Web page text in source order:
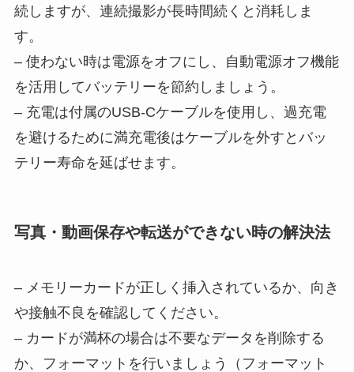
続しますが、連続撮影が長時間続くと消耗しま
す。
– 使わない時は電源をオフにし、自動電源オフ機能
を活用してバッテリーを節約しましょう。
– 充電は付属のUSB-Cケーブルを使用し、過充電
を避けるために満充電後はケーブルを外すとバッ
テリー寿命を延ばせます。
写真・動画保存や転送ができない時の解決法
– メモリーカードが正しく挿入されているか、向き
や接触不良を確認してください。
– カードが満杯の場合は不要なデータを削除する
か、フォーマットを行いましょう（フォーマット